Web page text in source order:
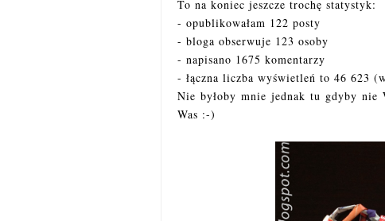
To na koniec jeszcze trochę statystyk:
- opublikowałam 122 posty
- bloga obserwuje 123 osoby
- napisano 1675 komentarzy
- łączna liczba wyświetleń to 46 623
Nie byłoby mnie jednak tu gdyby nie
Was :-)